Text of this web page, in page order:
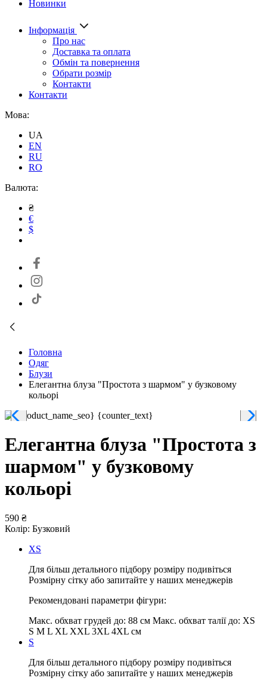
Новинки
Інформація
Про нас
Доставка та оплата
Обмін та повернення
Обрати розмір
Контакти
Контакти
Мова:
UA
EN
RU
RO
Валюта:
₴
€
$
Головна
Одяг
Блузи
Елегантна блуза "Простота з шармом" у бузковому
кольорі
Елегантна блуза "Простота з
шармом" у бузковому
кольорі
590 ₴
Колір: Бузковий
XS
Для більш детального підбору розміру подивіться
Розмірну сітку або запитайте у наших менеджерів
Рекомендовані параметри фігури:
Макс. обхват грудей до: 88 см Макс. обхват талії до: XS
S M L XL XXL 3XL 4XL см
S
Для більш детального підбору розміру подивіться
Розмірну сітку або запитайте у наших менеджерів